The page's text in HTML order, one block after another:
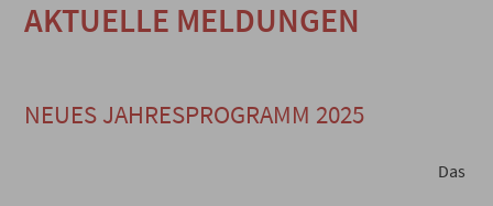
AKTUELLE MELDUNGEN
NEUES JAHRESPROGRAMM 2025
Das